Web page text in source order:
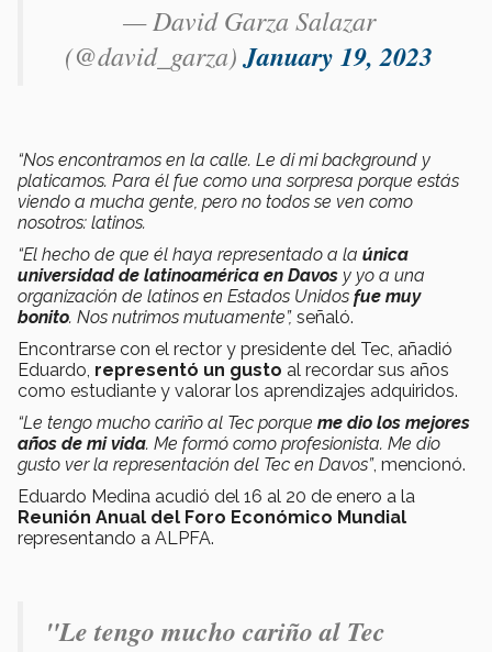
— David Garza Salazar
(@david_garza)January 19, 2023
“Nos encontramos en la calle. Le di mi background y
platicamos. Para él fue como una sorpresa porque estás
viendo a mucha gente, pero no todos se ven como
nosotros: latinos.
“El hecho de que él haya representado a la única
universidad de latinoamérica en Davos y yo a una
organización de latinos en Estados Unidos fue muy
bonito. Nos nutrimos mutuamente”, señaló.
Encontrarse con el rector y presidente del Tec, añadió
Eduardo, representó un gusto al recordar sus años
como estudiante y valorar los aprendizajes adquiridos.
“Le tengo mucho cariño al Tec porque me dio los mejores
años de mi vida. Me formó como profesionista. Me dio
gusto ver la representación del Tec en Davos”, mencionó.
Eduardo Medina acudió del 16 al 20 de enero a la
Reunión Anual del Foro Económico Mundial
representando a ALPFA.
"Le tengo mucho cariño al Tec